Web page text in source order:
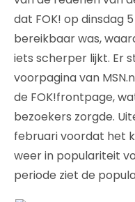
dat FOK! op dinsdag
bereikbaar was,
iets scherper lijkt. Er
voorpagina van
de FOK!frontpage,
bezoekers zorgde.
februari voordat het
weer in populariteit
periode ziet de